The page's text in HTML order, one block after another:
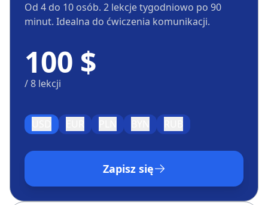
Od 4 do 10 osób. 2 lekcje tygodniowo po 90
minut. Idealna do ćwiczenia komunikacji.
100 $
/ 8 lekcji
Zapisz się